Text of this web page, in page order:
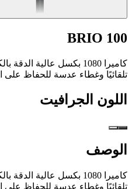
BRIO 100
كاميرا 1080 بكسل عالية
تلقائيًا وغطاء عدسة للحفاظ
اللون الجرافيت
الوصف
كاميرا 1080 بكسل عالية
تلقائيًا وغطاء عدسة للحفاظ